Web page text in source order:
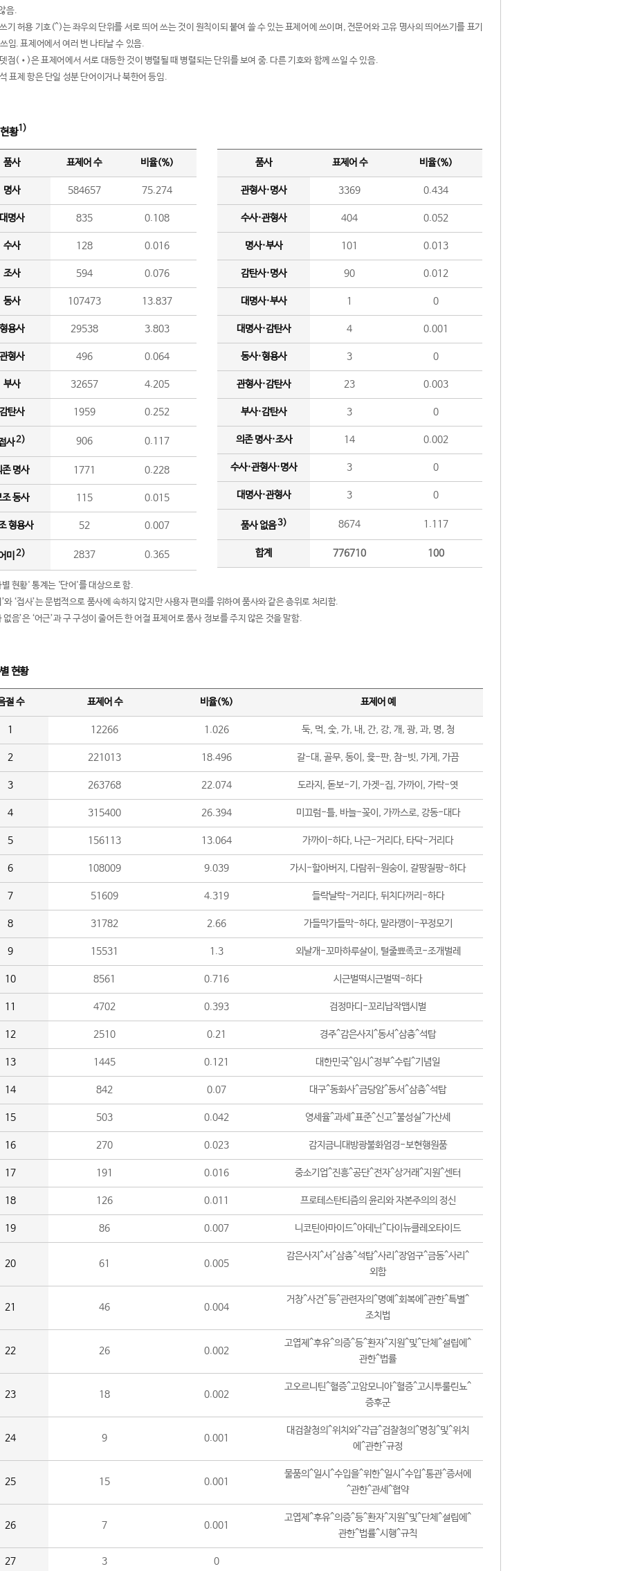
음.
기 허용 기호(^)는 좌우의 단위를 서로 띄어 쓰는 것이 원칙이되 붙여 쓸 수 있는 표제어에 쓰이며, 전문어와 고유 명사의 띄어쓰기를 표기
임. 표제어에서 여러 번 나타날 수 있음.
점(•)은 표제어에서 서로 대등한 것이 병렬될 때 병렬되는 단위를 보여 줌. 다른 기호와 함께 쓰일 수 있음.
표제 항은 단일 성분 단어이거나 북한어 등임.
황1)
품사 표제어 수 비율(%)
명사 584657 75.274
명사 835 0.108
수사 128 0.016
조사 594 0.076
동사 107473 13.837
용사 29538 3.803
형사 496 0.064
부사 32657 4.205
탄사 1959 0.252
사2) 906 0.117
존 명사 1771 0.228
조 동사 115 0.015
형용사 52 0.007
미 2) 2837 0.365
품사 표제어 수 비율(%)
관형사·명사 3369 0.434
수사·관형사 404 0.052
명사·부사 101 0.013
감탄사·명사 90 0.012
대명사·부사 1 0
대명사·감탄사 4 0.001
동사·형용사 3 0
관형사·감탄사 23 0.003
부사·감탄사 3 0
의존 명사·조사 14 0.002
수사·관형사·명사 3 0
대명사·관형사 3 0
품사 없음3) 8674 1.117
합계 776710 100
현황' 통계는 '단어'를 대상으로 함.
와 ‘접사’는 문법적으로 품사에 속하지 않지만 사용자 편의를 위하여 품사와 같은 층위로 처리함.
없음’은 ‘어근’과 구 구성이 줄어든 한 어절 표제어로 품사 정보를 주지 않은 것을 말함.
현황
절 수 표제어 수 비율(%) 표제어 예
1 12266 1.026 둑, 먹, 숯, 가, 내, 간, 강, 개, 광, 과, 명, 청
2 221013 18.496 갈-대, 골무, 동이, 윷-판, 참-빗, 가게, 가끔
3 263768 22.074 도라지, 돋보-기, 가겟-집, 가까이, 가락-엿
4 315400 26.394 미끄럼-틀, 바늘-꽂이, 가까스로, 강동-대다
5 156113 13.064 가까이-하다, 나근-거리다, 타닥-거리다
6 108009 9.039 가시-할아버지, 다람쥐-원숭이, 갈팡질팡-하다
7 51609 4.319 들락날락-거리다, 뒤치다꺼리-하다
8 31782 2.66 가들막가들막-하다, 말라깽이-꾸정모기
9 15531 1.3 외날개-꼬마하루살이, 털줄뾰족코-조개벌레
10 8561 0.716 시근벌떡시근벌떡-하다
11 4702 0.393 검정마디-꼬리납작맵시벌
12 2510 0.21 경주^감은사지^동서^삼층^석탑
13 1445 0.121 대한민국^임시^정부^수립^기념일
14 842 0.07 대구^동화사^금당암^동서^삼층^석탑
15 503 0.042 영세율^과세^표준^신고^불성실^가산세
16 270 0.023 감지금니대방광불화엄경-보현행원품
17 191 0.016 중소기업^진흥^공단^전자^상거래^지원^센터
18 126 0.011 프로테스탄티즘의 윤리와 자본주의의 정신
19 86 0.007 니코틴아마이드^아데닌^다이뉴클레오타이드
20 61 0.005
감은사지^서^삼층^석탑^사리^장엄구^금동^사리^
외함
21 46 0.004
거창^사건^등^관련자의^명예^회복에^관한^특별^
조치법
22 26 0.002
고엽제^후유^의증^등^환자^지원^및^단체^설립에^
관한^법률
23 18 0.002
고오르니틴^혈증^고암모니아^혈증^고시투룰린뇨^
증후군
24 9 0.001
대검찰청의^위치와^각급^검찰청의^명칭^및^위치
에^관한^규정
25 15 0.001
물품의^일시^수입을^위한^일시^수입^통관^증서에
^관한^관세^협약
26 7 0.001
고엽제^후유^의증^등^환자^지원^및^단체^설립에^
관한^법률^시행^규칙
27 3 0